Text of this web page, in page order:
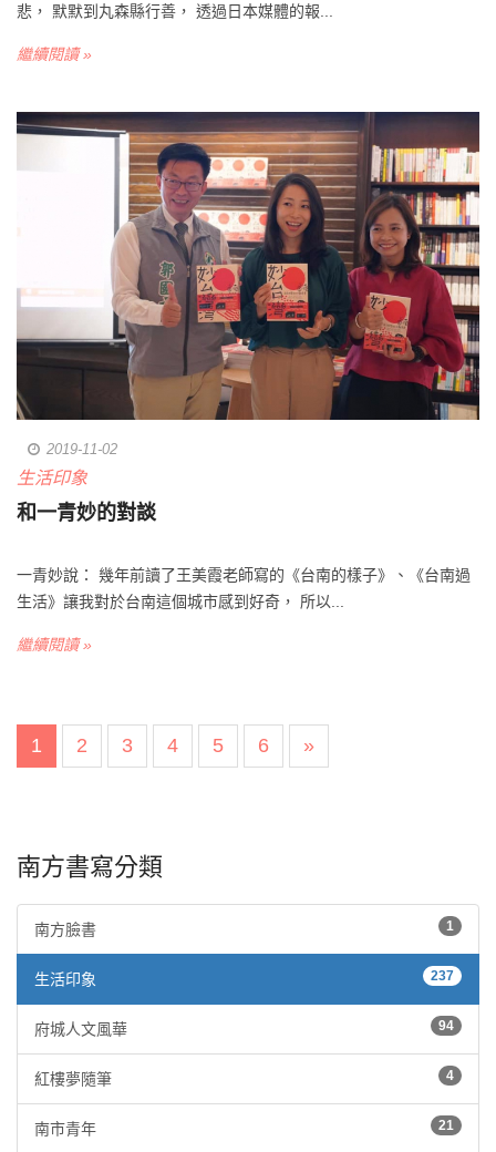
悲， 默默到丸森縣行善， 透過日本媒體的報...
繼續閱讀 »
2019-11-02
生活印象
和一青妙的對談
一青妙說： 幾年前讀了王美霞老師寫的《台南的樣子》、《台南過
生活》讓我對於台南這個城市感到好奇， 所以...
繼續閱讀 »
1 2 3 4 5 6 »
南方書寫分類
南方臉書 1
生活印象 237
府城人文風華 94
紅樓夢隨筆 4
南市青年 21